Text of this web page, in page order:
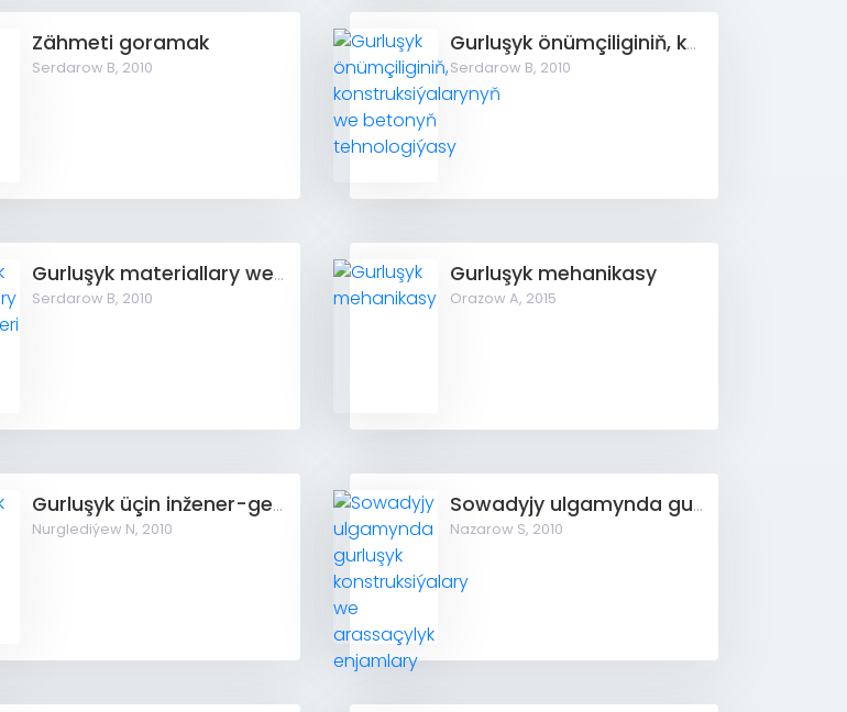
Zähmeti goramak
Serdarow B, 2010
Gurluşyk önümçiliginiň, konstruksiýalarynyň we betonyň tehnologiýasy
Serdarow B, 2010
Gurluşyk materiallary we önümleri
Serdarow B, 2010
Gurluşyk mehanikasy
Orazow A, 2015
Gurluşyk üçin inžener-geologik gözlegler
Nurglediýew N, 2010
Sowadyjy ulgamynda gurluşyk konstruksiýalary we arassaçylyk enjamlary
Nazarow S, 2010